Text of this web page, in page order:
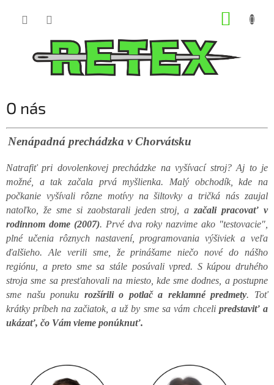
O nás
Nenápadná prechádzka v Chorvátsku
Natrafiť pri dovolenkovej prechádzke na vyšívací stroj? Aj to je
možné, a tak začala prvá myšlienka. Malý obchodík, kde na
počkanie vyšívali rôzne motívy na šiltovky a tričká nás zaujal
natoľko, že sme si zaobstarali jeden stroj, azačali pracovať v
rodinnom dome (2007). Prvé dva roky nazvime ako "testovacie",
plné učenia rôznych nastavení, programovania výšiviek a veľa
ďalšieho. Ale verili sme, že prinášame niečo nové do nášho
regiónu, a preto sme sa stále posúvali vpred. S kúpou druhého
stroja sme sa presťahovali na miesto, kde sme dodnes, a postupne
sme našu ponuku rozšírili o potlač a reklamné predmety. Toť
krátky príbeh na začiatok, a už by sme sa vám chceli predstaviť a
ukázať, čo Vám vieme ponúknuť.